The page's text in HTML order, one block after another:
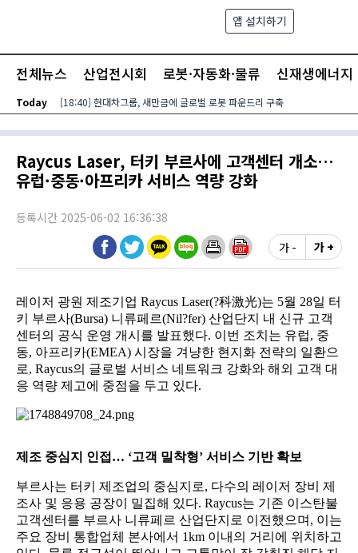
앱 설치하기
전체뉴스 산업전시회 로봇·자동화·물류 신재생에너지
Today [18:40] 현대차그룹, 새만금에 글로벌 로봇 파운드리 구축
Raycus Laser, 터키 부르사에 고객센터 개소…
유럽·중동·아프리카 서비스 역량 강화
등록시간 2025-06-02 16:36:38
가 -
가 +